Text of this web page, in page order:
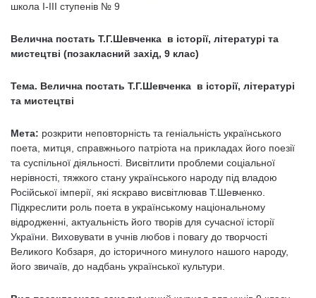
школа І-ІІІ ступенів № 9
Велична постать Т.Г.Шевченка в історії, літературі та
мистецтві (позакласний захід, 9 клас)
Тема. Велична постать Т.Г.Шевченка в історії, літературі
та мистецтві
Мета: розкрити неповторність та геніальність українського
поета, митця, справжнього патріота на прикладах його поезії
та суспільної діяльності. Висвітлити проблеми соціальної
нерівності, тяжкого стану українського народу під владою
Російської імперії, які яскраво висвітлював Т.Шевченко.
Підкреслити роль поета в українському національному
відродженні, актуальність його творів для сучасної історії
України. Виховувати в учнів любов і повагу до творчості
Великого Кобзаря, до історичного минулого нашого народу,
його звичаїв, до надбань української культури.